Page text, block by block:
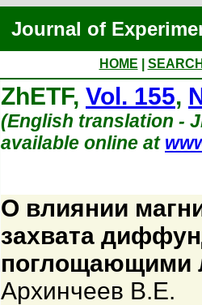
Journal of
HOME
ZhETF, Vol. 155,
(English translation -
available online at
О влиянии
захвата
поглощающими
Архинчеев В.Е.